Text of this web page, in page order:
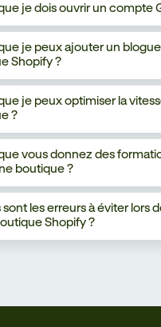
je dois ouvrir un compte
je peux ajouter un
Shopify ?
je peux optimiser la
?
vous donnez des
boutique ?
sont les erreurs à éviter lors
Shopify ?